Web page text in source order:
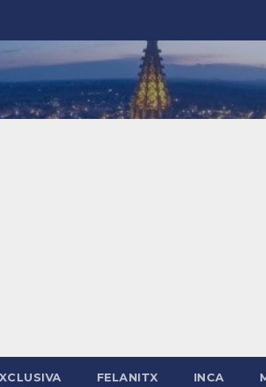
FELANITX INCA